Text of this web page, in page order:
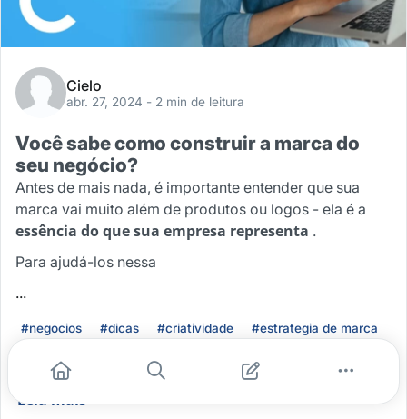
Cielo
abr. 27, 2024 - 2 min de leitura
Você sabe como construir a marca do
seu negócio?
Antes de mais nada, é importante entender que sua
marca vai muito além de produtos ou logos - ela é a
essência do que sua empresa representa .
Para ajudá-los nessa
...
#negocios #dicas #criatividade
#estrategia de marca
Leia mais